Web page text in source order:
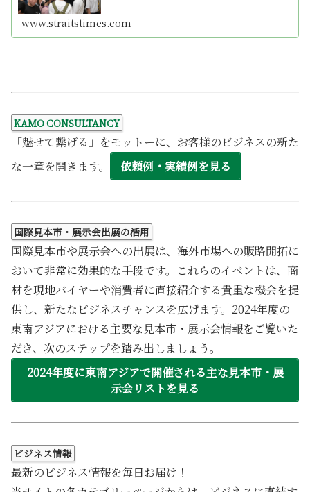
www.straitstimes.com
KAMO CONSULTANCY
「魅せて繋げる」をモットーに、お客様のビジネスの新た
な一章を開きます。
依頼例・実績例を見る
国際見本市・展示会出展の活用
国際見本市や展示会への出展は、海外市場への販路開拓に
おいて非常に効果的な手段です。これらのイベントは、商
材を現地バイヤーや消費者に直接紹介する貴重な機会を提
供し、新たなビジネスチャンスを広げます。2024年度の
東南アジアにおける主要な見本市・展示会情報をご覧いた
だき、次のステップを踏み出しましょう。
2024年度に東南アジアで開催される主な見本市・展
示会リストを見る
ビジネス情報
最新のビジネス情報を毎日お届け！